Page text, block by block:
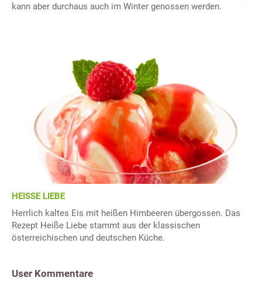
kann aber durchaus auch im Winter genossen werden.
HEISSE LIEBE
Herrlich kaltes Eis mit heißen Himbeeren übergossen. Das
Rezept Heiße Liebe stammt aus der klassischen
österreichischen und deutschen Küche.
User Kommentare